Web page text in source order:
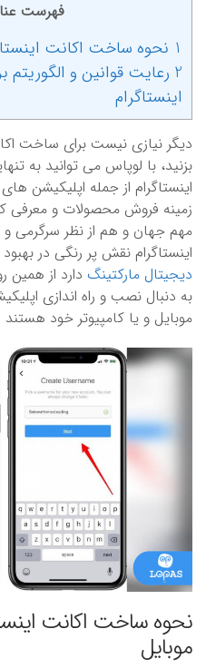
فهرست
1 نحوه ساخت اکانت اینستاگرام با استفاده از موبایل
2 رعایت قوانین و
اینستاگرام
دیگر نیازی نیست برای ساخت
بزنید، با لوپاس می توانید به
اینستاگرام از جمله اپلیکیشن های
زمینه فروش محصولات و معرفی
مهم جهان و هم از نظر
اینستاگرام نقش پر رنگی در
دیجیتال مارکتینگ دارد از همین
به‌ دنبال نصب و راه ‌اندازی
موبایل و یا کامپیوتر خود هستند
نحوه ساخت اکانت
موبایل